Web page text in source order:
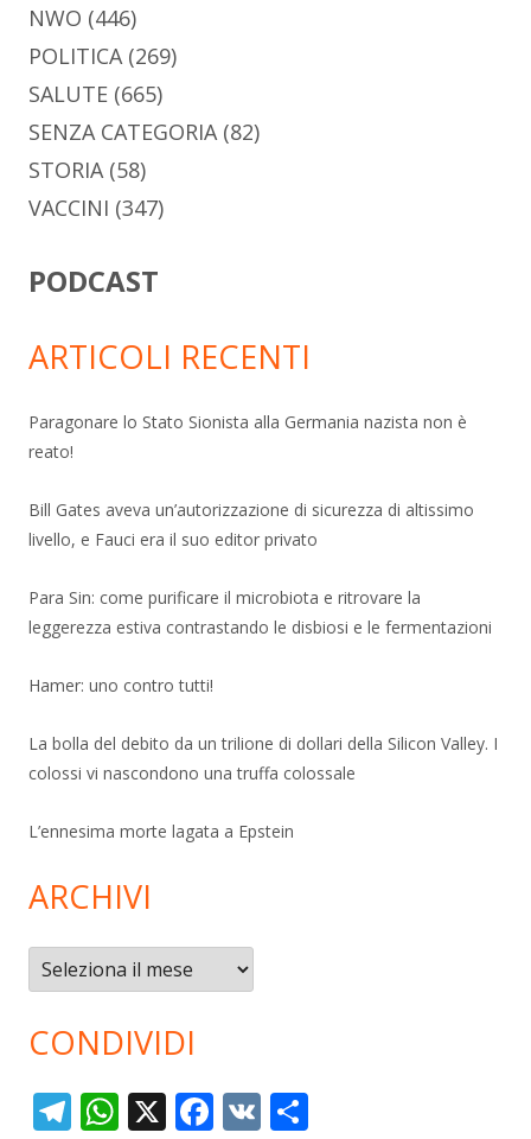
NWO (446)
POLITICA (269)
SALUTE (665)
SENZA CATEGORIA (82)
STORIA (58)
VACCINI (347)
PODCAST
ARTICOLI RECENTI
Paragonare lo Stato Sionista alla Germania nazista non è
reato!
Bill Gates aveva un’autorizzazione di sicurezza di altissimo
livello, e Fauci era il suo editor privato
Para Sin: come purificare il microbiota e ritrovare la
leggerezza estiva contrastando le disbiosi e le fermentazioni
Hamer: uno contro tutti!
La bolla del debito da un trilione di dollari della Silicon Valley. I
colossi vi nascondono una truffa colossale
L’ennesima morte lagata a Epstein
ARCHIVI
Archivi
CONDIVIDI
T W X F V